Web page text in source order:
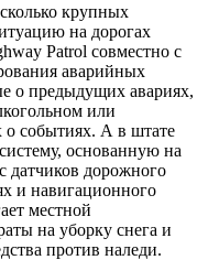
крупных
на дорогах
Patrol совместно с
аварийных
о предыдущих авариях,
или
о событиях. А в штате
основанную на
датчиков дорожного
и навигационного
местной
на уборку снега и
против наледи.